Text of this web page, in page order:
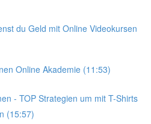
du Geld mit Online Videokursen
Online Akademie (11:53)
- TOP Strategien um mit T-Shirts
(15:57)